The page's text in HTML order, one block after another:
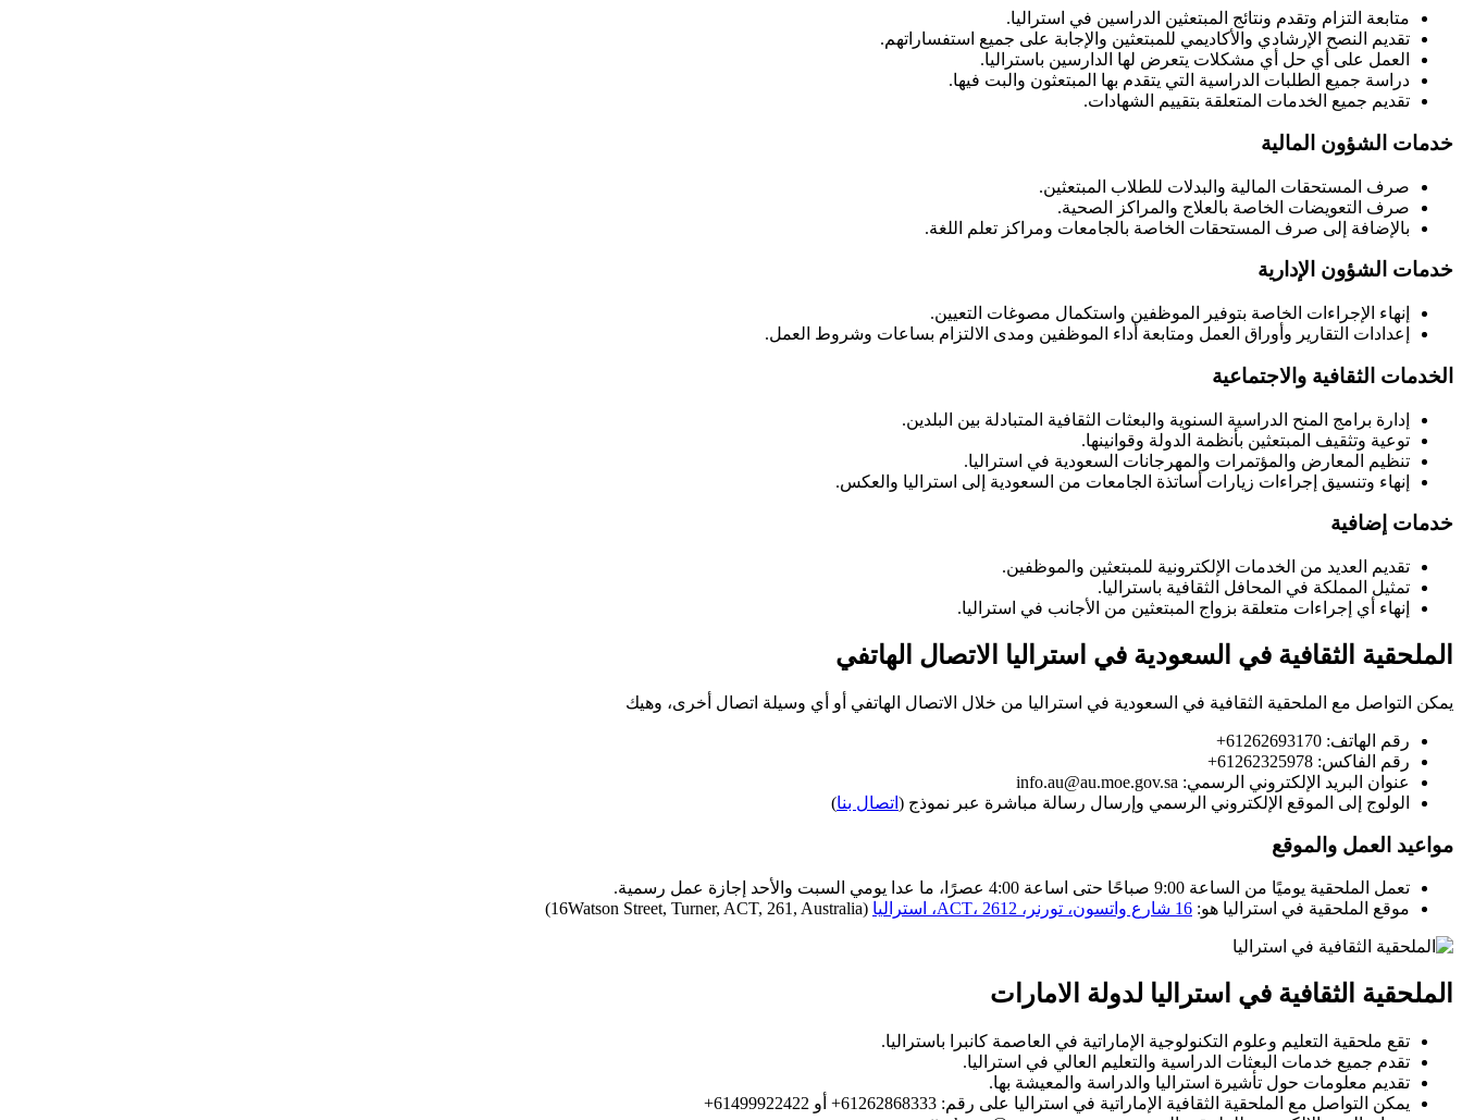
متابعة التزام وتقدم ونتائج المبتعثين الدراسين في استراليا.
تقديم النصح الإرشادي والأكاديمي للمبتعثين والإجابة على جميع استفساراتهم.
العمل على أي حل أي مشكلات يتعرض لها الدارسين باستراليا.
دراسة جميع الطلبات الدراسية التي يتقدم بها المبتعثون والبت فيها.
تقديم جميع الخدمات المتعلقة بتقييم الشهادات.
خدمات الشؤون المالية
صرف المستحقات المالية والبدلات للطلاب المبتعثين.
صرف التعويضات الخاصة بالعلاج والمراكز الصحية.
بالإضافة إلى صرف المستحقات الخاصة بالجامعات ومراكز تعلم اللغة.
خدمات الشؤون الإدارية
إنهاء الإجراءات الخاصة بتوفير الموظفين واستكمال مصوغات التعيين.
إعدادات التقارير وأوراق العمل ومتابعة أداء الموظفين ومدى الالتزام بساعات وشروط العمل.
الخدمات الثقافية والاجتماعية
إدارة برامج المنح الدراسية السنوية والبعثات الثقافية المتبادلة بين البلدين.
توعية وتثقيف المبتعثين بأنظمة الدولة وقوانينها.
تنظيم المعارض والمؤتمرات والمهرجانات السعودية في استراليا.
إنهاء وتنسيق إجراءات زيارات أساتذة الجامعات من السعودية إلى استراليا والعكس.
خدمات إضافية
تقديم العديد من الخدمات الإلكترونية للمبتعثين والموظفين.
تمثيل المملكة في المحافل الثقافية باستراليا.
إنهاء أي إجراءات متعلقة بزواج المبتعثين من الأجانب في استراليا.
الملحقية الثقافية في السعودية في استراليا الاتصال الهاتفي
يمكن التواصل مع الملحقية الثقافية في السعودية في استراليا من خلال الاتصال الهاتفي أو أي وسيلة اتصال أخرى، وهيك
رقم الهاتف: 61262693170+
رقم الفاكس: 61262325978+
عنوان البريد الإلكتروني الرسمي: info.au@au.moe.gov.sa
الولوج إلى الموقع الإلكتروني الرسمي وإرسال رسالة مباشرة عبر نموذج ( اتصال بنا)
مواعيد العمل والموقع
تعمل الملحقية يوميًا من الساعة 9:00 صباحًا حتى اساعة 4:00 عصرًا، ما عدا يومي السبت والأحد إجازة عمل رسمية.
موقع الملحقية في استراليا هو: 16 شارع واتسون، تورنر، ACT، 2612، استراليا (16Watson Street, Turner, ACT, 261, Australia)
الملحقية الثقافية في استراليا لدولة الامارات
تقع ملحقية التعليم وعلوم التكنولوجية الإماراتية في العاصمة كانبرا باستراليا.
تقدم جميع خدمات البعثات الدراسية والتعليم العالي في استراليا.
تقديم معلومات حول تأشيرة استراليا والدراسة والمعيشة بها.
يمكن التواصل مع الملحقية الثقافية الإماراتية في استراليا على رقم: 61262868333+ أو 61499922422+